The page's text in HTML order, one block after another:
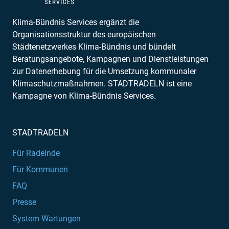
Klima-Bündnis Services ergänzt die
Organisationsstruktur des europäischen
Städtenetzwerkes Klima-Bündnis und bündelt
Beratungsangebote, Kampagnen und Dienstleistungen
zur Datenerhebung für die Umsetzung kommunaler
Klimaschutzmaßnahmen. STADTRADELN ist eine
Kampagne von Klima-Bündnis Services.
STADTRADELN
Für Radelnde
Für Kommunen
FAQ
Presse
System Wartungen